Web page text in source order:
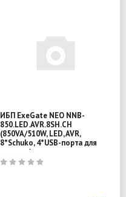
ИБП ExeGate NEO NNB-
850.LED.AVR.8SH.CH
(850VA/510W, LED, AVR,
8*Schuko, 4*USB-порта для
зарядки)